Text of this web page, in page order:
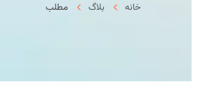
خانه بلاگ مطلب